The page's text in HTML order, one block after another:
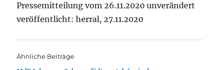
Pressemitteilung vom 26.11.2020 unverändert
veröffentlicht: herral, 27.11.2020
Ähnliche Beiträge